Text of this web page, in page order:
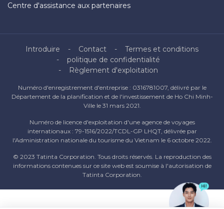
Centre d'assistance aux partenaires
Introduire Contact
Termes et conditions
politique de confidentialité
Règlement d'exploitation
Numéro d'enregistrement d'entreprise : 0316781007, délivré par le
Département de la planification et de l'investissement de Ho Chi Minh-
Ville le 31 mars 2021.
Numéro de licence d'exploitation d'une agence de voyages
internationaux : 79-1516/2022/TCDL-GP LHQT, délivrée par
l'Administration nationale du tourisme du Vietnam le 6 octobre 2022.
© 2023 Tatinta Corporation. Tous droits réservés. La reproduction des
informations contenues sur ce site web est soumise à l'autorisation de
Tatinta Corporation.